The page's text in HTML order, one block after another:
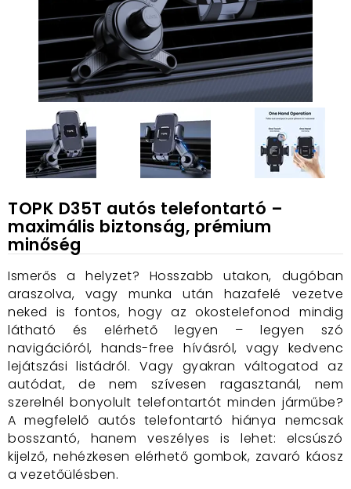
TOPK D35T autós telefontartó –
maximális biztonság, prémium
minőség
Ismerős a helyzet? Hosszabb utakon, dugóban
araszolva, vagy munka után hazafelé vezetve
neked is fontos, hogy az okostelefonod mindig
látható és elérhető legyen – legyen szó
navigációról, hands-free hívásról, vagy kedvenc
lejátszási listádról. Vagy gyakran váltogatod az
autódat, de nem szívesen ragasztanál, nem
szerelnél bonyolult telefontartót minden járműbe?
A megfelelő autós telefontartó hiánya nemcsak
bosszantó, hanem veszélyes is lehet: elcsúszó
kijelző, nehézkesen elérhető gombok, zavaró káosz
a vezetőülésben.